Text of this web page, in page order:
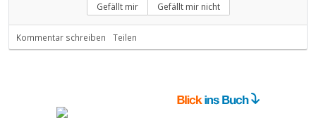
Gefällt mir Gefällt mir nicht
Kommentar schreiben Teilen